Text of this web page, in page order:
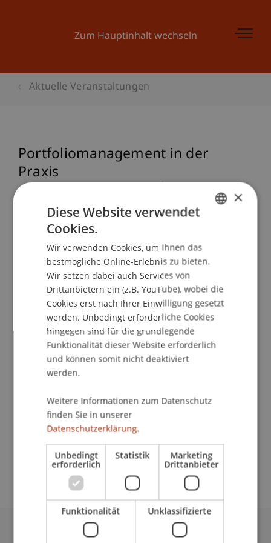
Zum Hauptinhalt wechseln
Aktuelle Veranstaltungen
Portfoliomanagement in der
Praxis
Dozierende/Dozierender:
Lic. oec. HSG Max Lüscher-Marty
School/Professur:
Der Hochschulkurs vermittelt kurz und knapp die
Grundlagen des Portfoliomanagements und zeigt
die praktischen Einsatzmöglichkeiten und
Strategien.
Veranstaltungsdetails
Kontakt
Universität Liechtenstein
×
Diese Website verwendet
Cookies.
Wir verwenden Cookies, um Ihnen das
bestmögliche Online-Erlebnis zu bieten.
Wir setzen dabei auch Services von
Drittanbietern ein (z.B. YouTube), wobei die
Cookies erst nach Ihrer Einwilligung gesetzt
werden. Unbedingt erforderliche Cookies
hingegen sind für die grundlegende
Funktionalität dieser Website erforderlich
und können somit nicht deaktiviert
werden.
Weitere Informationen zum Datenschutz
finden Sie in unserer
Datenschutzerklärung.
Unbedingt
erforderlich
Statistik Marketing
Drittanbieter
Funktionalität Unklassifizierte